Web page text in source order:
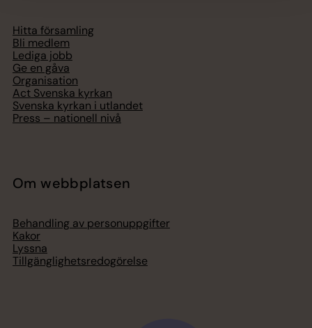
Hitta församling
Bli medlem
Lediga jobb
Ge en gåva
Organisation
Act Svenska kyrkan
Svenska kyrkan i utlandet
Press – nationell nivå
Om webbplatsen
Behandling av personuppgifter
Kakor
Lyssna
Tillgänglighetsredogörelse